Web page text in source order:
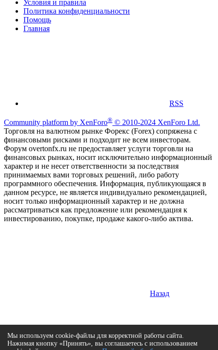
Условия и правила
Политика конфиденциальности
Помощь
Главная
RSS
Community platform by XenForo® © 2010-2024 XenForo Ltd.
Торговля на валютном рынке Форекс (Forex) сопряжена с
финансовыми рисками и подходит не всем инвесторам.
Форум overtonfx.ru не предоставляет услуги торговли на
финансовых рынках, носит исключительно информационный
характер и не несет ответственности за последствия
принимаемых вами торговых решений, либо работу
программного обеспечения. Информация, публикующаяся в
данном ресурсе, не является индивидуально рекомендацией,
носит только информационный характер и не должна
рассматриваться как предложение или рекомендация к
инвестированию, покупке, продаже какого-либо актива.
Назад
Мы используем cookie-файлы для корректной работы сайта.
Нажимая кнопку «Принять», вы соглашаетесь с использованием